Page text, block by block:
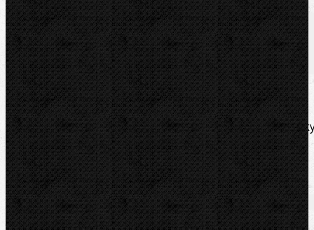
Popis
Videa
Zařazení
Komentáře (0)
Vysoce pevný litinový ohýbací segment pro
UNI42-60-70/C-76-89.
Video